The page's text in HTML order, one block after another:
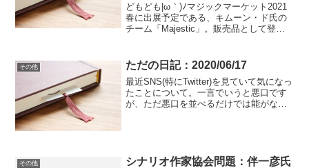
どもども|ω｀)ﾉマジックマーケット2021
春に出展予定である、キムーン・ド氏の
チーム「Majestic」。販売品として登録
おこうと思った次第。どれもかっこよか
ったの...
その他 ただの日記：2020/06/17
最近SNS(特にTwitter)を見ていて気になっ
たことについて。一言でいうと悪口です
が、ただ悪口を並べるだけでは能がない
その他
シナリオ作家協会問題：伴一彦氏